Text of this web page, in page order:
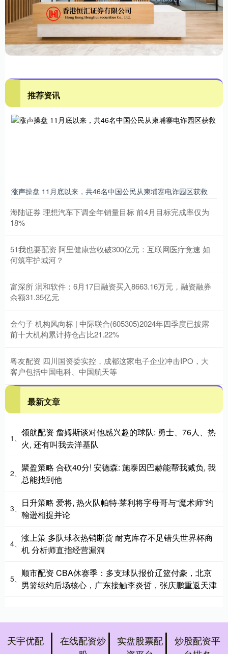
推荐资讯
涨声操盘 11月底以来，共46名中国公民从柬埔寨电诈园区获救
海陆证券 理想汽车下调全年销量目标 前4月目标完成率仅为
18%
51我也要配资 阿里健康营收破300亿元：互联网医疗竞速 如
何筑牢护城河？
富深所 润和软件：6月17日融资买入8663.16万元，融资融券
余额31.35亿元
金勺子 机构风向标 | 中际联合(605305)2024年四季度已披露
前十大机构累计持仓占比21.22%
粤友配资 四川国资委实控，成都这家电子企业冲击IPO，大
客户包括中国电科、中国航天等
最新文章
1、
领航配资 詹姆斯谈对他感兴趣的球队: 勇士、76人、热
火, 还有叫我去洋基队
2、
聚盈策略 合砍40分! 安德森: 施泰因巴赫能帮我减负, 我
总能找到他
3、
日升策略 爱将, 热火队帕特·莱利将字母哥与“魔术师”约
翰逊相提并论
4、
涨上策 多队球衣热销断货 耐克库存不足错失世界杯商
机 分析师直指经营漏洞
5、
顺市配资 CBA休赛季：多支球队报价辽篮付豪，北京
男篮续约后场核心，广东接触李炎哲，张庆鹏重返天津
天宇优配
在线配资炒
实盘股票配
炒股配资平